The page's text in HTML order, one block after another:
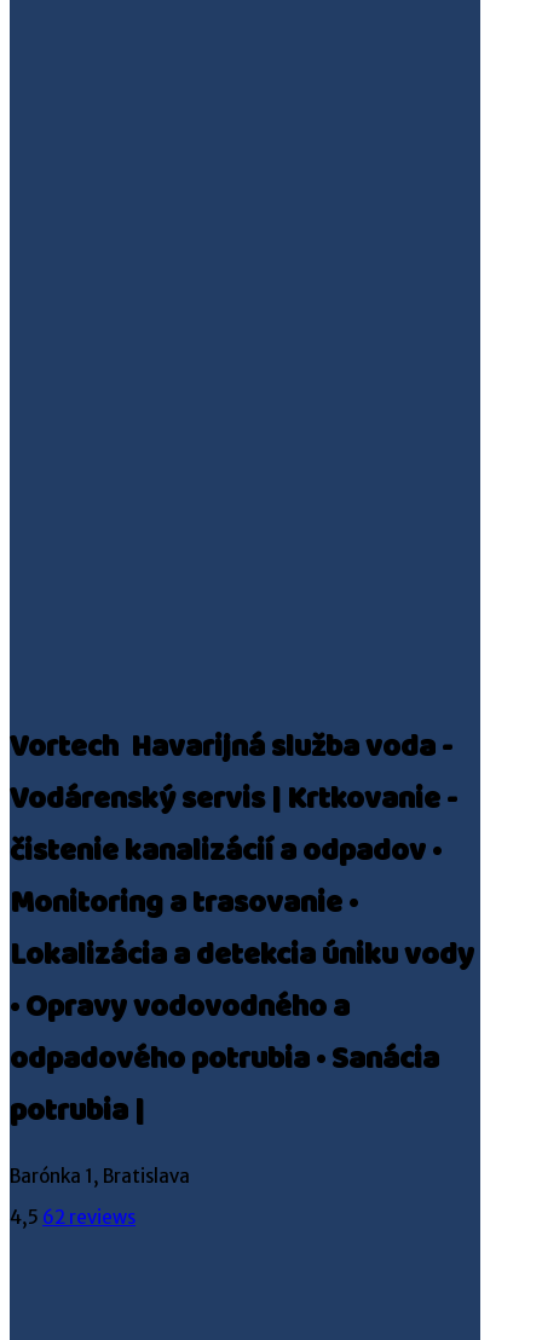
Vortech ️ Havarijná služba voda -
Vodárenský servis | Krtkovanie -
čistenie kanalizácií a odpadov •
Monitoring a trasovanie •
Lokalizácia a detekcia úniku vody
• Opravy vodovodného a
odpadového potrubia • Sanácia
potrubia |
Barónka 1, Bratislava
4,5 62 reviews